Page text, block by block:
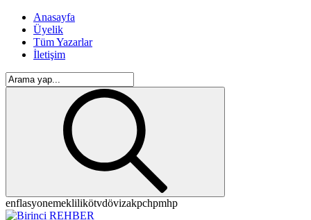
Anasayfa
Üyelik
Tüm Yazarlar
İletişim
enflasyonemeklilikötvdövizakpchpmhp